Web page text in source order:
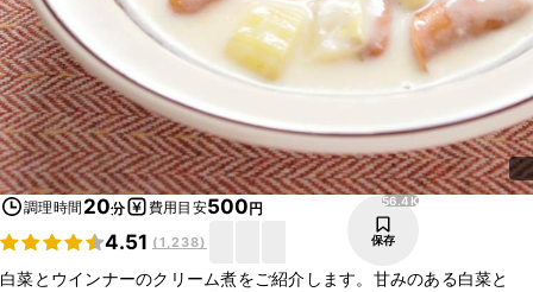
調理時間 20分 費用目安500円
4.51 (1,238)
56.4K
保存
白菜とウインナーのクリーム煮をご紹介します。甘みのある白菜と